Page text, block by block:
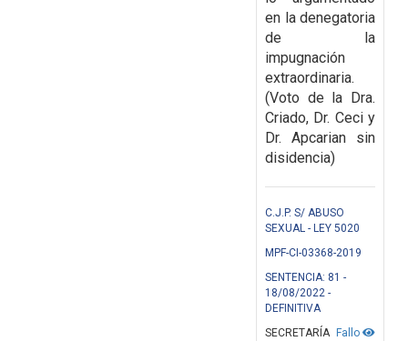
en la denegatoria
de la
impugnación
extraordinaria.
(Voto de la Dra.
Criado, Dr. Ceci y
Dr. Apcarian sin
disidencia)
C.J.P. S/ ABUSO
SEXUAL - LEY 5020
MPF-CI-03368-2019
SENTENCIA: 81 -
18/08/2022 -
DEFINITIVA
Fallo
SECRETARÍA